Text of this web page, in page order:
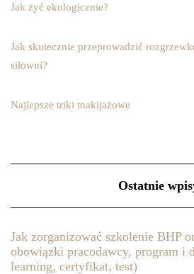
Jak żyć ekologicznie?
Jak skutecznie przeprowadzić
siłowni?
Najlepsze triki makijażowe
Ostatnie
Jak zorganizować szkolenie BHP
obowiązki pracodawcy, program i
learning, certyfikat, test)